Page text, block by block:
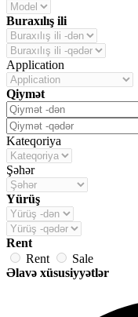
Buraxılış ili
Application
Qiymət
Kateqoriya
Şəhər
Yürüş
Rent
Rent
Sale
Əlavə xüsusiyyətlər